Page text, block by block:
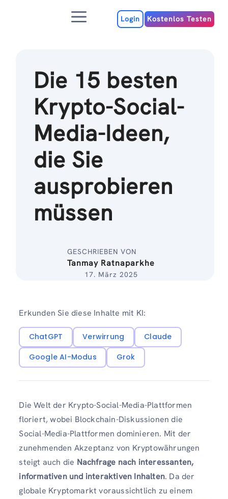
MenuLogin Kostenlos Testen
Die 15 besten
Krypto-Social-
Media-Ideen,
die Sie
ausprobieren
müssen
GESCHRIEBEN VON
Tanmay Ratnaparkhe
17. März 2025
Erkunden Sie diese Inhalte mit KI:
ChatGPT Verwirrung
Claude
Google AI-Modus
Grok
Die Welt der Krypto-Social-Media-Plattformen
floriert, wobei Blockchain-Diskussionen die
Social-Media-Plattformen dominieren. Mit der
zunehmenden Akzeptanz von Kryptowährungen
steigt auch die Nachfrage nach interessanten,
informativen und interaktiven Inhalten. Da der
globale Kryptomarkt voraussichtlich zu einem